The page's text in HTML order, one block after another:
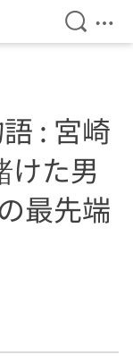
検索を
メ
: 宮崎
けた男
最先端